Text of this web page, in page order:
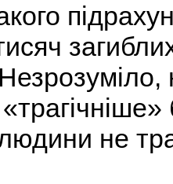
не